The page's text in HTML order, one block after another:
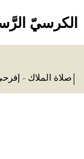
الكرسيّ
صلاة الملاك -